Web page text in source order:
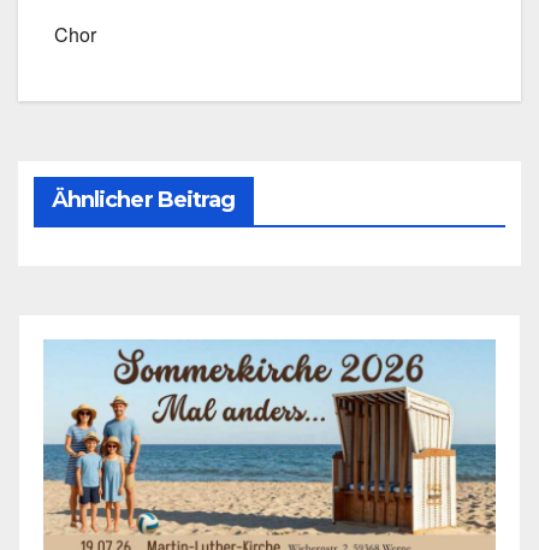
Chor
Ähnlicher Beitrag